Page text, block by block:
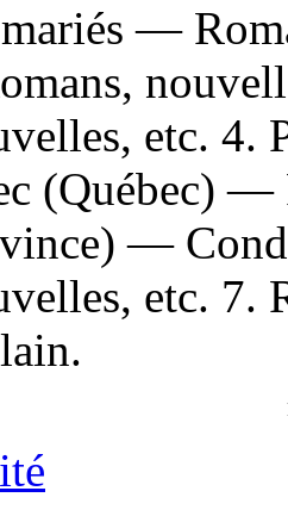
—
etc.
(Québec) —
—
etc.